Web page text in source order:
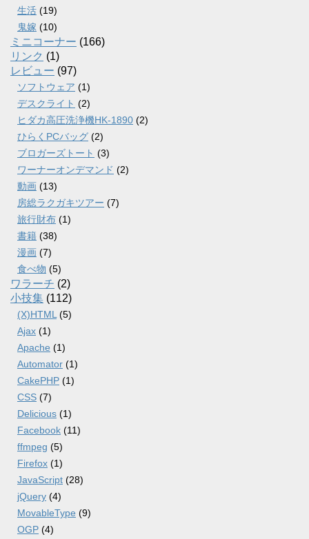
生活 (19)
鬼嫁 (10)
ミニコーナー (166)
リンク (1)
レビュー (97)
ソフトウェア (1)
デスクライト (2)
ヒダカ高圧洗浄機HK-1890 (2)
ひらくPCバッグ (2)
ブロガーズトート (3)
ワーナーオンデマンド (2)
動画 (13)
房総ラクガキツアー (7)
旅行財布 (1)
書籍 (38)
漫画 (7)
食べ物 (5)
ワラーチ (2)
小技集 (112)
(X)HTML (5)
Ajax (1)
Apache (1)
Automator (1)
CakePHP (1)
CSS (7)
Delicious (1)
Facebook (11)
ffmpeg (5)
Firefox (1)
JavaScript (28)
jQuery (4)
MovableType (9)
OGP (4)